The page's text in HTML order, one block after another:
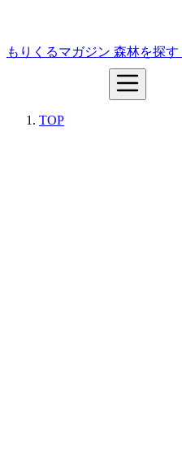
もりくるマガジン 森林を探す
TOP